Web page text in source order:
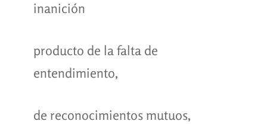
inanición
producto de la falta de
entendimiento,
de reconocimientos mutuos,